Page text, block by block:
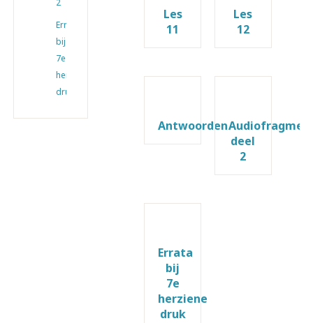
2
Errata
bij
7e
herziene
druk
Les
11
Les
12
Antwoorden
deel
2
Errata
bij
7e
herziene
druk